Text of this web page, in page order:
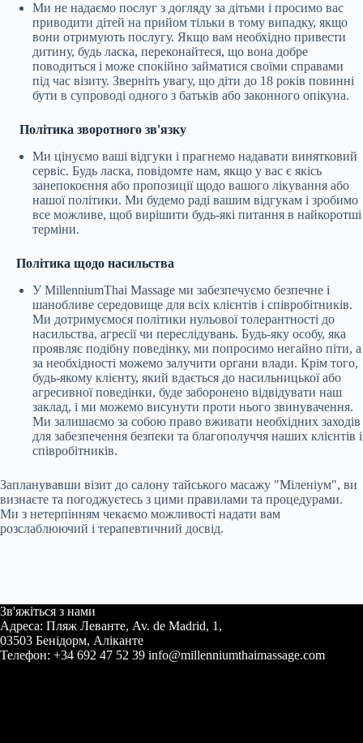
Ми не надаємо послуг з догляду за дітьми і просимо вас
приводити дітей на прийом тільки в тому випадку, якщо
вони отримують послугу. Якщо вам необхідно привести
дитину, будь ласка, переконайтеся, що вона добре
поводиться і може спокійно займатися своїми справами
під час візиту. Зверніть увагу, що діти до 18 років повинні
бути в супроводі одного з батьків або законного опікуна.
Політика зворотного зв'язку
Ми цінуємо ваші відгуки і прагнемо надавати винятковий
сервіс. Будь ласка, повідомте нам, якщо у вас є якісь
занепокоєння або пропозиції щодо вашого лікування або
нашої політики. Ми будемо раді вашим відгукам і зробимо
все можливе, щоб вирішити будь-які питання в найкоротші
терміни.
Політика щодо насильства
У MillenniumThai Massage ми забезпечуємо безпечне і
шанобливе середовище для всіх клієнтів і співробітників.
Ми дотримуємося політики нульової толерантності до
насильства, агресії чи переслідувань. Будь-яку особу, яка
проявляє подібну поведінку, ми попросимо негайно піти, а
за необхідності можемо залучити органи влади. Крім того,
будь-якому клієнту, який вдається до насильницької або
агресивної поведінки, буде заборонено відвідувати наш
заклад, і ми можемо висунути проти нього звинувачення.
Ми залишаємо за собою право вживати необхідних заходів
для забезпечення безпеки та благополуччя наших клієнтів і
співробітників.
Запланувавши візит до салону тайського масажу "Міленіум", ви
визнаєте та погоджуєтесь з цими правилами та процедурами.
Ми з нетерпінням чекаємо можливості надати вам
розслаблюючий і терапевтичний досвід.
Зв'яжіться з нами
Адреса: Пляж Леванте, Av. de Madrid, 1,
03503 Бенідорм, Аліканте
Телефон: +34 692 47 52 39 info@millenniumthaimassage.com